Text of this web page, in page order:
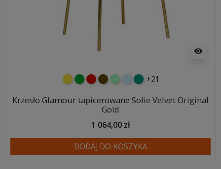
visibility
żółtyzielonyczerwony
czekoladowy
miętowybłękitny
turkusowy
+21
Krzesło Glamour tapicerowane Solie Velvet Original
Gold
1 064,00 zł
DODAJ DO KOSZYKA